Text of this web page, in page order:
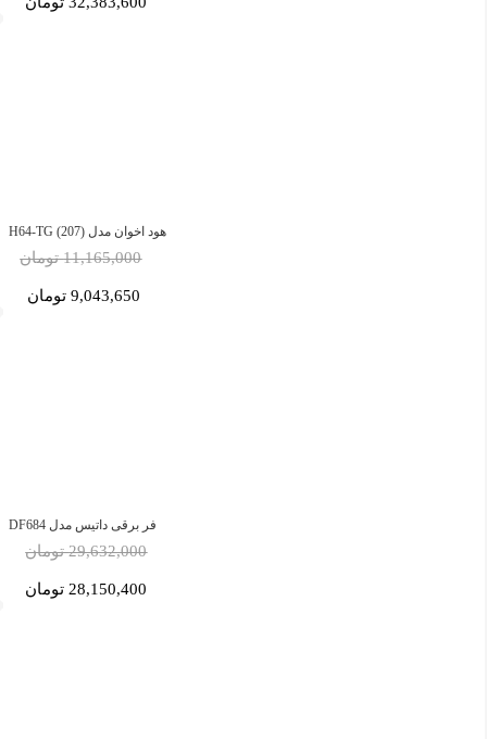
هود اخوان مدل H64-TG (207)
11,165,000 تومان
9,043,650 تومان
فر برقی داتیس مدل DF684
29,632,000 تومان
28,150,400 تومان